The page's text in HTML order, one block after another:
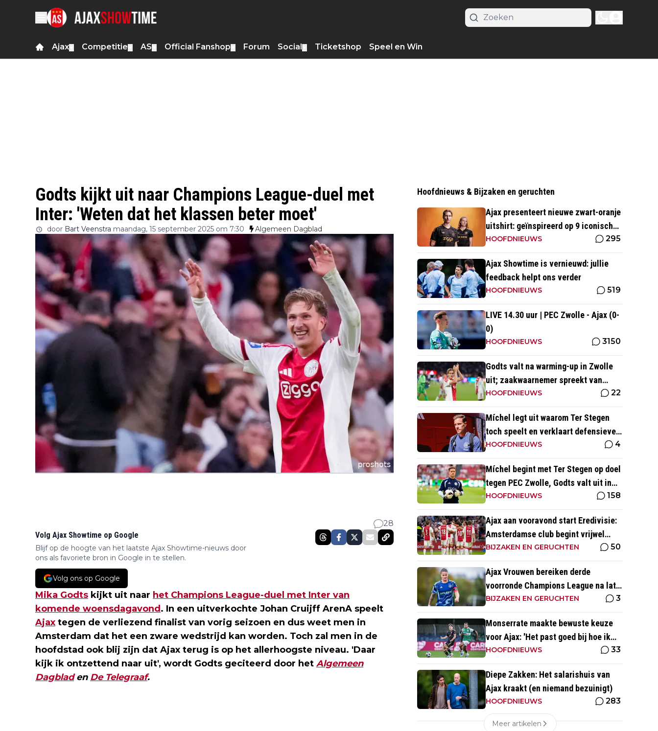
Ajax Competitie AS Official Fanshop Forum Social Ticketshop Speel en Win
Godts kijkt uit naar Champions League-duel met
Inter: 'Weten dat het klassen beter moet'
door Bart Veenstra maandag, 15 september 2025 om 7:30 Algemeen Dagblad
28
Volg Ajax Showtime op Google
Blijf op de hoogte van het laatste Ajax Showtime-nieuws door
ons als favoriete bron in Google in te stellen.
Volg ons op Google
Mika Godts kijkt uit naar het Champions League-duel met Inter van
komende woensdagavond . In een uitverkochte Johan Cruijff ArenA speelt
Ajax tegen de verliezend finalist van vorig seizoen en dus weet men in
Amsterdam dat het een zware wedstrijd kan worden. Toch zal men in de
hoofdstad ook blij zijn dat Ajax terug is op het allerhoogste niveau. 'Daar
kijk ik ontzettend naar uit', wordt Godts geciteerd door het Algemeen
Dagbladen De Telegraaf.
Hoofdnieuws & Bijzaken en geruchten
Ajax presenteert nieuwe zwart-oranje
uitshirt: geïnspireerd op 9 iconische
momenten uit clubhistorie
HOOFDNIEUWS 295
Ajax Showtime is vernieuwd: jullie
feedback helpt ons verder
HOOFDNIEUWS 519
LIVE 14.30 uur | PEC Zwolle - Ajax (0-
0)
HOOFDNIEUWS 3150
Godts valt na warming-up in Zwolle
uit; zaakwaarnemer spreekt van
'overbelasting'
HOOFDNIEUWS 22
Míchel legt uit waarom Ter Stegen
toch speelt en verklaart defensieve
mutaties Ajax
HOOFDNIEUWS 4
Míchel begint met Ter Stegen op doel
tegen PEC Zwolle, Godts valt uit in
warming-up
HOOFDNIEUWS 158
Ajax aan vooravond start Eredivisie:
Amsterdamse club begint vrijwel
altijd met zege
BIJZAKEN EN GERUCHTEN 50
Ajax Vrouwen bereiken derde
voorronde Champions League na late
zege op Rangers FC
BIJZAKEN EN GERUCHTEN 3
Monserrate maakte bewuste keuze
voor Ajax: 'Het past goed bij hoe ik
naar voetbal kijk’
HOOFDNIEUWS 33
Diepe Zakken: Het salarishuis van
Ajax kraakt (en niemand bezuinigt)
HOOFDNIEUWS 283
Meer artikelen